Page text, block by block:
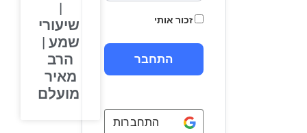
זכור אותי
התחברות באמצעות
שיעורי
שמע |
הרב
מאיר
מועלם